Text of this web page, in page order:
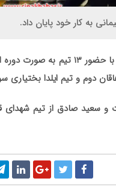
به کار خود پایان داد.
دوم و تیم ایلدا بختیاری
عنوان آقای گل مسابقات و سعید صادق از تیم